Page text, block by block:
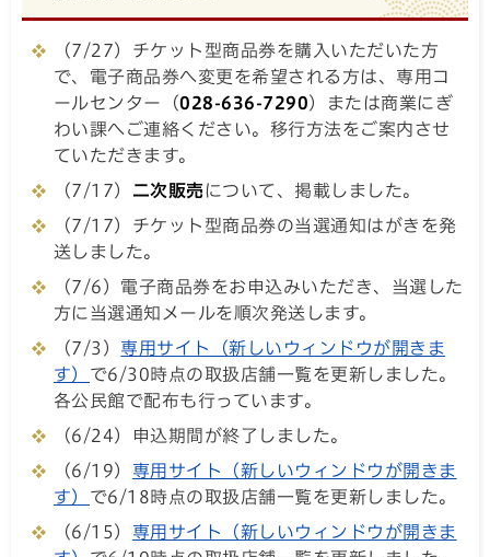
（7/27）チケット型商品券を購入いただいた方
で、電子商品券へ変更を希望される方は、専用コ
ールセンター（028-636-7290）または商業にぎ
わい課へご連絡ください。移行方法をご案内させ
ていただきます。
（7/17） 二次販売について、掲載しました。
（7/17）チケット型商品券の当選通知はがきを発
送しました。
（7/6）電子商品券をお申込みいただき、当選した
方に当選通知メールを順次発送します。
（7/3） 専用サイト（新しいウィンドウが開きま
す） で6/30時点の取扱店舗一覧を更新しました。
各公民館で配布も行っています。
（6/24）申込期間が終了しました。
（6/19） 専用サイト（新しいウィンドウが開きま
す） で6/18時点の取扱店舗一覧を更新しました。
（6/15） 専用サイト（新しいウィンドウが開きま